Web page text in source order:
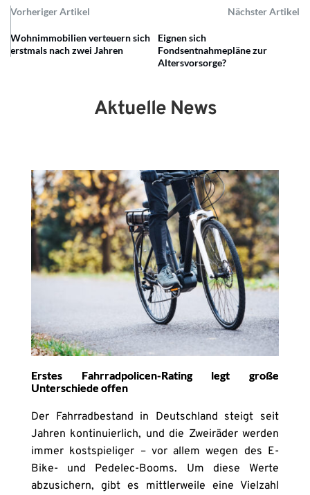
Vorheriger Artikel Nächster Artikel
Wohnimmobilien verteuern sich
erstmals nach zwei Jahren
Eignen sich
Fondsentnahmepläne zur
Altersvorsorge?
Aktuelle News
Erstes Fahrradpolicen-Rating legt große
Unterschiede offen
Der Fahrradbestand in Deutschland steigt seit
Jahren kontinuierlich, und die Zweiräder werden
immer kostspieliger – vor allem wegen des E-
Bike- und Pedelec-Booms. Um diese Werte
abzusichern, gibt es mittlerweile eine Vielzahl